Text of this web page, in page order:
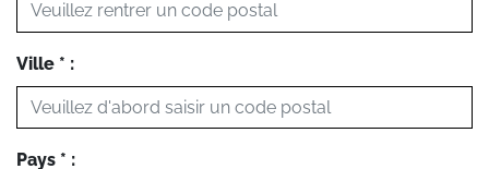
Ville * :
Pays * :